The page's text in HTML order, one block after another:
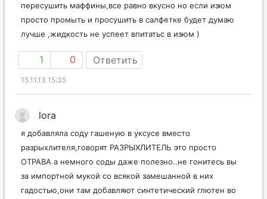
пересушить маффины,все равно вкусно но если изюм
просто промыть и просушить в салфетке будет думаю
лучше ,жидкость не успеет впитатьс в изюм )
1 0 Ответить
15.11.13 15:35
lora
я добавляла соду гашеную в уксусе вместо
разрыхлителя,говорят РАЗРЫХЛИТЕЛЬ это просто
ОТРАВА а немного соды даже полезно..не гонитесь вы
за импортной мукой со всякой замешанной в них
гадостью,они там добавляют синтетический глютен во